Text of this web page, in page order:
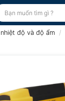
độ và độ ẩm /